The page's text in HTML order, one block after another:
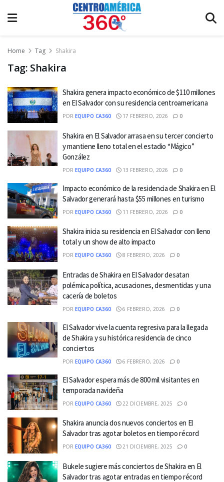
Home Tag Shakira
Tag: Shakira
Shakira genera impacto económico de $110 millones
en El Salvador con su residencia centroamericana
POR EQUIPO CA360 17 FEBRERO, 2026 0
Shakira en El Salvador arrasa en su tercer concierto
y mantiene lleno total en el estadio “Mágico”
González
POR EQUIPO CA360 13 FEBRERO, 2026 0
Impacto económico de la residencia de Shakira en El
Salvador generará hasta $55 millones en turismo
POR EQUIPO CA360 11 FEBRERO, 2026 0
Shakira inicia su residencia en El Salvador con lleno
total y un show de alto impacto
POR EQUIPO CA360 8 FEBRERO, 2026 0
Entradas de Shakira en El Salvador desatan
polémica política, acusaciones, desmentidas y una
cacería de boletos
POR EQUIPO CA360 6 FEBRERO, 2026 0
El Salvador vive la cuenta regresiva para la llegada
de Shakira y su histórica residencia de cinco
conciertos
POR EQUIPO CA360 6 FEBRERO, 2026 0
El Salvador espera más de 800 mil visitantes en
temporada navideña
POR EQUIPO CA360 22 DICIEMBRE, 2025 0
Shakira anuncia dos nuevos conciertos en El
Salvador tras agotar boletos en tiempo récord
POR EQUIPO CA360 21 DICIEMBRE, 2025 0
Bukele sugiere más conciertos de Shakira en El
Salvador tras agotar entradas en tiempo récord